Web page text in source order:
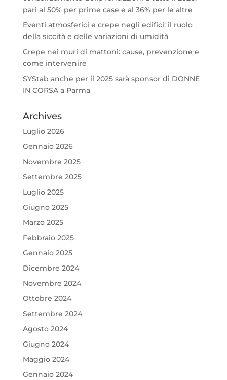
pari al 50% per prime case e al 36% per le altre
Eventi atmosferici e crepe negli edifici: il ruolo
della siccità e delle variazioni di umidità
Crepe nei muri di mattoni: cause, prevenzione e
come intervenire
SYStab anche per il 2025 sarà sponsor di DONNE
IN CORSA a Parma
Archives
Luglio 2026
Gennaio 2026
Novembre 2025
Settembre 2025
Luglio 2025
Giugno 2025
Marzo 2025
Febbraio 2025
Gennaio 2025
Dicembre 2024
Novembre 2024
Ottobre 2024
Settembre 2024
Agosto 2024
Giugno 2024
Maggio 2024
Gennaio 2024